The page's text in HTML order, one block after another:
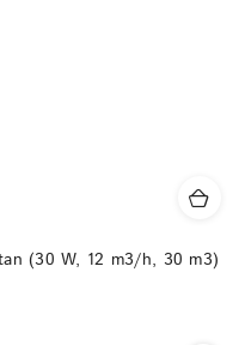
(30 W, 12 m3/h, 30 m3)